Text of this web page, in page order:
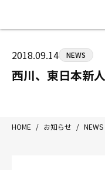
HOME
ジムについて
トレーニング
入会案内
2018.09.14 NEWS
西川、東日本新
HOME / お知らせ / NEWS